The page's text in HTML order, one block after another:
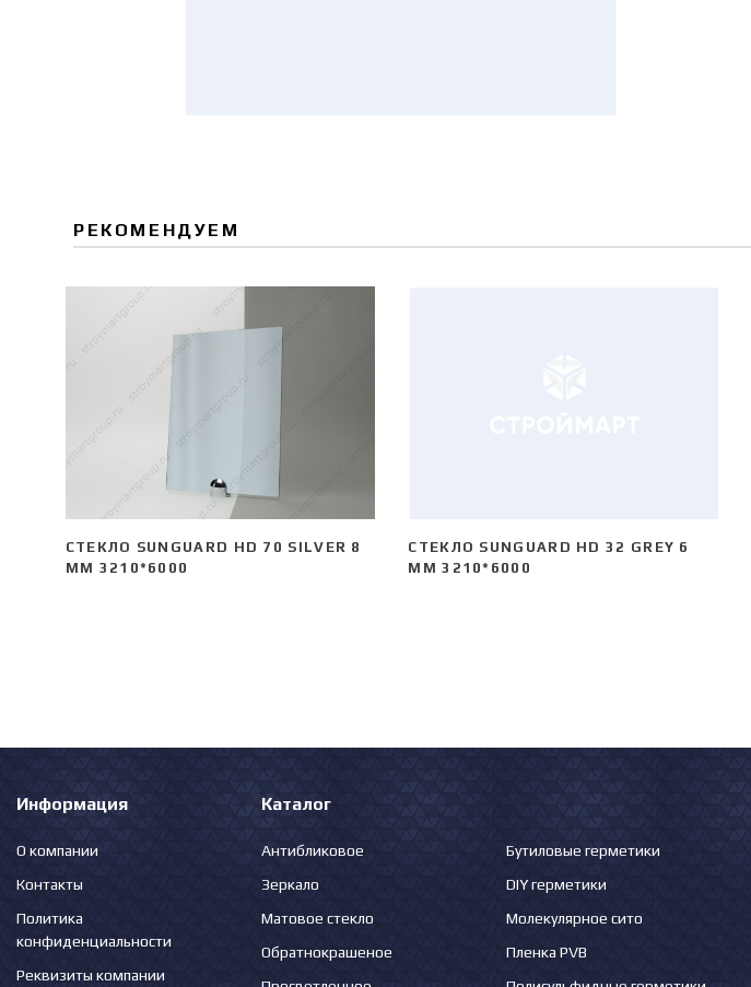
РЕКОМЕНДУЕМ
СТЕКЛО SUNGUARD HD 70 SILVER 8
ММ 3210*6000
СТЕКЛО SUNGUARD HD 32 GREY 6
ММ 3210*6000
Информация
О компании
Контакты
Политика
конфиденциальности
Реквизиты компании
Каталог
Антибликовое
Зеркало
Матовое стекло
Обратнокрашеное
Бутиловые герметики
DIY герметики
Молекулярное сито
Пленка PVB